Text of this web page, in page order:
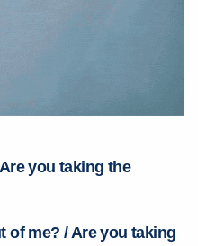
you taking the
of me? / Are you taking